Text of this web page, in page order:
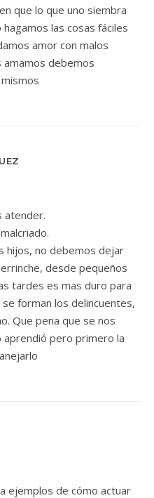
que lo que uno siembra
las cosas fáciles
amor con malos
debemos
atender.
hijos, no debemos dejar
desde pequeños
tardes es mas duro para
forman los delincuentes,
Que pena que se nos
aprendió pero primero la
ejemplos de cómo actuar